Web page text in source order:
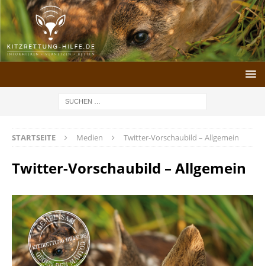
STARTSEITE Medien Twitter-Vorschaubild – Allgemein
Twitter-Vorschaubild – Allgemein